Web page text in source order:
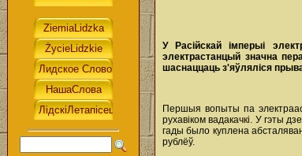
У Расійскай імперыі
электрастанцый значна
шаснаццаць з'яўляліся
Першыя вопыты па
рухавіком вадакачкі. У гэты
гады было куплена
рублёў.